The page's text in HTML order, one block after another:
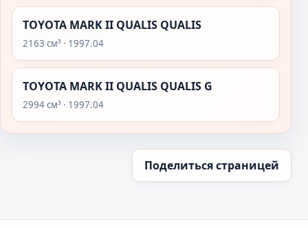
TOYOTA MARK II QUALIS QUALIS
2163 см³ · 1997.04
TOYOTA MARK II QUALIS QUALIS G
2994 см³ · 1997.04
Поделиться страницей